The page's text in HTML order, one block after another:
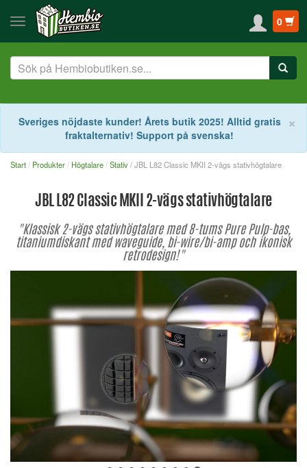
0
×
Sveriges nöjdaste kunder! Årets butik 2025! Alltid gratis
fraktalternativ! Support på svenska!
Start Produkter Högtalare Stativ/ JBL L82 Classic MKII 2-vägs stativhögtalare
JBL L82 Classic MKII 2-vägs stativhögtalare
"Klassisk 2-vägs stativhögtalare med 8-tums Pure Pulp-bas,
titaniumdiskant med waveguide, bi-wire/bi-amp och ikonisk
retrodesign!"